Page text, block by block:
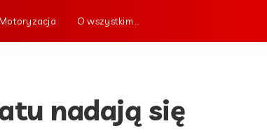
Motoryzacja O wszystkim …
nadają się